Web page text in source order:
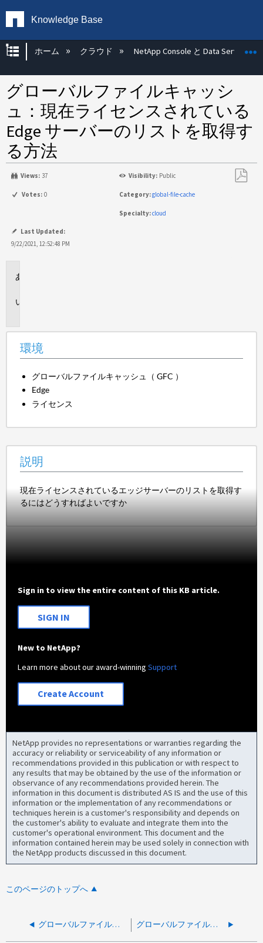
Knowledge Base
グローバル階層を展開/折りたたむ
ホーム クラウド NetApp Console と Data Services
グローバルファイルキャッシ
ュ：現在ライセンスされている
Edge サーバーのリストを取得す
る方法
Views: 37 Visibility: Public
Votes: 0 Category:global-file-cache
Specialty:cloud
Last Updated:
9/22/2021, 12:52:48 PM
環境
グローバルファイルキャッシュ（ GFC ）
Edge
ライセンス
説明
現在ライセンスされているエッジサーバーのリストを取得す
るにはどうすればよいですか
Sign in to view the entire content of this KB article.
SIGN IN
New to NetApp?
Learn more about our award-winningSupport
Create Account
NetApp provides no representations or warranties regarding the
accuracy or reliability or serviceability of any information or
recommendations provided in this publication or with respect to
any results that may be obtained by the use of the information or
observance of any recommendations provided herein. The
information in this document is distributed AS IS and the use of this
information or the implementation of any recommendations or
techniques herein is a customer's responsibility and depends on
the customer's ability to evaluate and integrate them into the
customer's operational environment. This document and the
information contained herein may be used solely in connection with
the NetApp products discussed in this document.
このページのトップへ
グローバルファイルキャッシュ：登録されている GFC エッジのリストを検索する方法 グローバルファイルキャッシュ：GFCを使用して手動でファイルをフラッシュする方法